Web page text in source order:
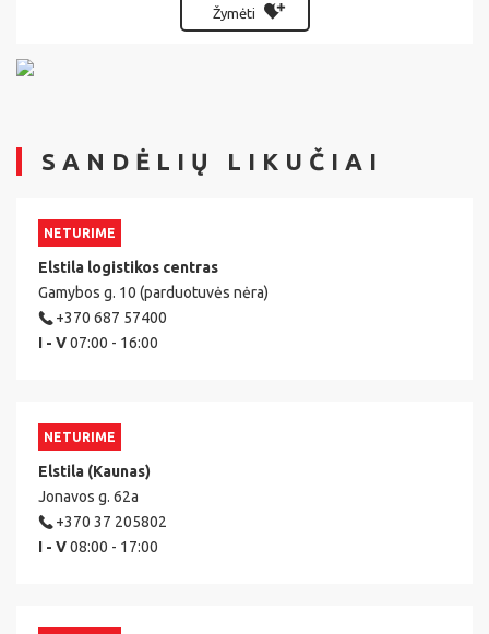
Žymėti
SANDĖLIŲ LIKUČIAI
NETURIME
Elstila logistikos centras
Gamybos g. 10 (parduotuvės nėra)
+370 687 57400
I - V07:00 - 16:00
NETURIME
Elstila (Kaunas)
Jonavos g. 62a
+370 37 205802
I - V08:00 - 17:00